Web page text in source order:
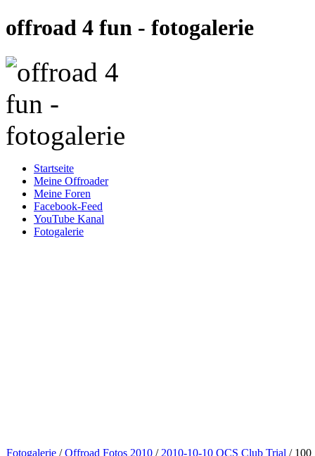
offroad 4 fun - fotogalerie
Startseite
Meine Offroader
Meine Foren
Facebook-Feed
YouTube Kanal
Fotogalerie
Fotogalerie /Offroad Fotos 2010 / 2010-10-10 OCS Club Trial / 100